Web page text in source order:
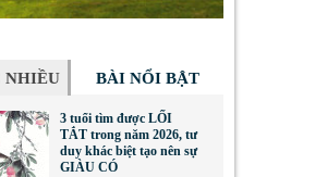
NHIỀU BÀI NỔI BẬT
3 tuổi tìm được LỐI
TẮT trong năm 2026, tư
duy khác biệt tạo nên sự
GIÀU CÓ